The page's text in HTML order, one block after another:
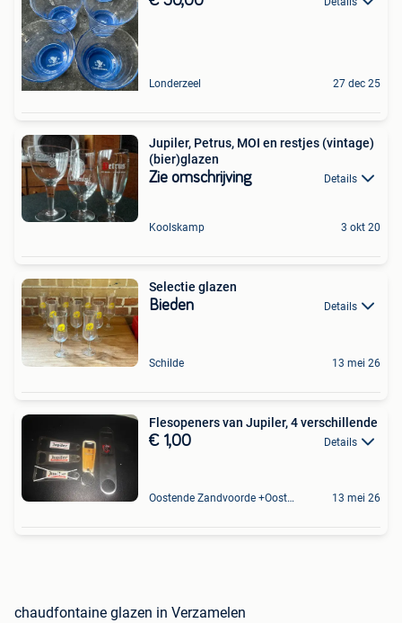
Londerzeel 27 dec 25
Jupiler, Petrus, MOI en restjes (vintage)
(bier)glazen
Zie omschrijving Details
Koolskamp 3 okt 20
Selectie glazen
Bieden Details
Schilde 13 mei 26
Flesopeners van Jupiler, 4 verschillende
€ 1,00 Details
Oostende Zandvoorde +Oostende 13 mei 26
chaudfontaine glazen in Verzamelen